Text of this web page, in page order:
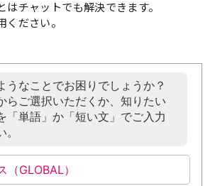
はチャットでも解決できます。
ください。